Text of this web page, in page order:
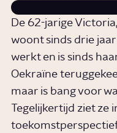
De 62-jarige
woont sinds drie
werkt en is sinds
Oekraïne
maar is bang voor
Tegelijkertijd ziet ze